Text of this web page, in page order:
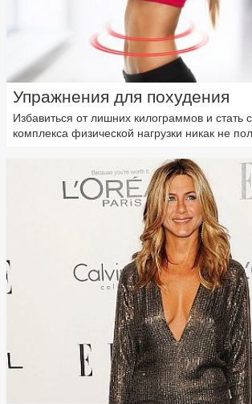
Упражнения для похудения
Избавиться от лишних килограммов и стать
комплекса физической нагрузки никак не